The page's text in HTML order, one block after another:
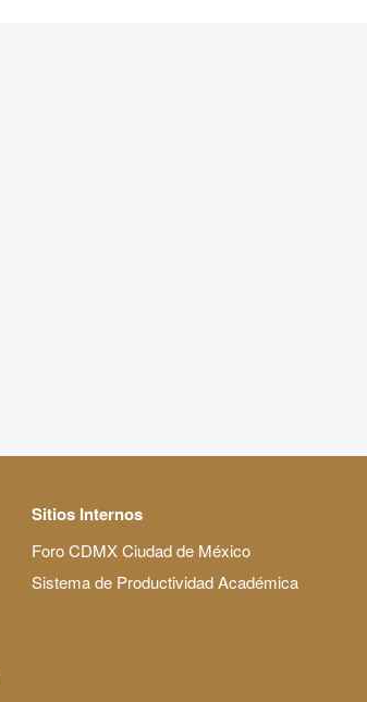
Sitios Internos
Foro CDMX Ciudad de México
Sistema de Productividad Académica